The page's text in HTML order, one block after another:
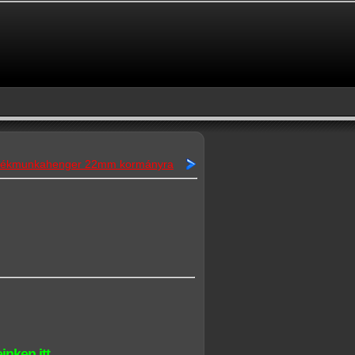
22mm kormányra